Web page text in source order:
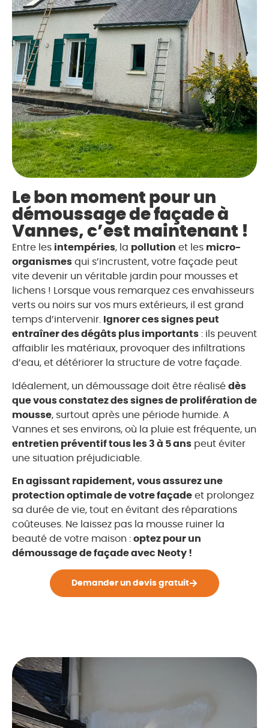
Le bon moment pour un
démoussage de façade à
Vannes, c’est maintenant !
Entre les intempéries, la pollution et les micro-
organismes qui s’incrustent, votre façade peut
vite devenir un véritable jardin pour mousses et
lichens ! Lorsque vous remarquez ces envahisseurs
verts ou noirs sur vos murs extérieurs, il est grand
temps d’intervenir. Ignorer ces signes peut
entraîner des dégâts plus importants : ils peuvent
affaiblir les matériaux, provoquer des infiltrations
d’eau, et détériorer la structure de votre façade.
Idéalement, un démoussage doit être réalisé dès
que vous constatez des signes de prolifération de
mousse, surtout après une période humide. A
Vannes et ses environs, où la pluie est fréquente, un
entretien préventif tous les 3 à 5 ans peut éviter
une situation préjudiciable.
En agissant rapidement, vous assurez une
protection optimale de votre façade et prolongez
sa durée de vie, tout en évitant des réparations
coûteuses. Ne laissez pas la mousse ruiner la
beauté de votre maison : optez pour un
démoussage de façade avec Neoty !
Demander un devis gratuit